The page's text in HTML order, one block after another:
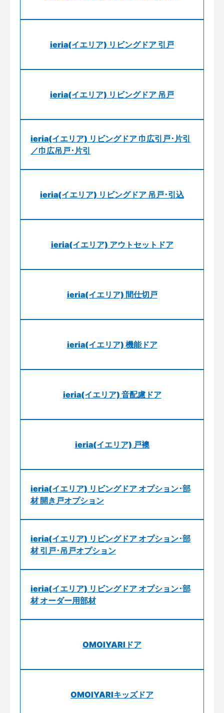
ieria(イエリア) リビングドア 引戸
ieria(イエリア) リビングドア 吊戸
ieria(イエリア) リビングドア 巾広引戸･片引
／巾広吊戸･片引
ieria(イエリア) リビングドア 吊戸･引込
ieria(イエリア) アウトセットドア
ieria(イエリア) 間仕切戸
ieria(イエリア) 機能ドア
ieria(イエリア) 音配慮ドア
ieria(イエリア) 戸襖
ieria(イエリア) リビングドア オプション･部
材 開き戸オプション
ieria(イエリア) リビングドア オプション･部
材 引戸･吊戸オプション
ieria(イエリア) リビングドア オプション･部
材 オーダー用部材
OMOIYARIドア
OMOIYARIキッズドア